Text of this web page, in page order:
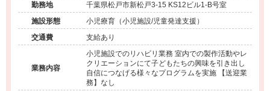
勤務地
千葉県松戸市新松戸3-15 KS12ビル1-B号室
施設形態
小児療育（小児施設/児童発達支援）
交通費
支給あり
業務内容
小児施設でのリハビリ業務 室内での製作活動やレ
クリエーションにて子どもたちの興味を引き出し
自信につなげる様々なプログラムを実施 【送迎業
務】なし